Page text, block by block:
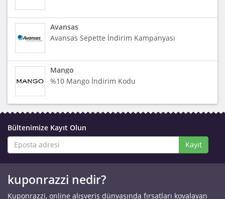
Avansas
Avansas Sepette İndirim Kampanyası
Mango
%10 Mango İndirim Kodu
Bültenimize Kayıt Olun
Kayıt
kuponrazzi nedir?
Kuponrazzi, online alışveriş dünyasında fırsatları kovalayan